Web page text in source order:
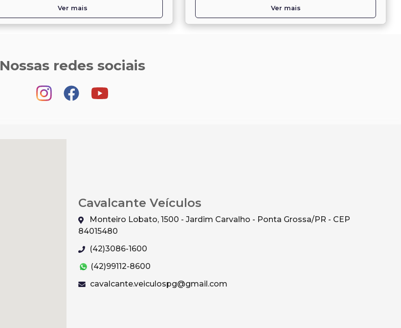
Ver mais Ver mais
Nossas redes sociais
Cavalcante Veículos
Monteiro Lobato, 1500 - Jardim Carvalho - Ponta Grossa/PR - CEP
84015480
(42)3086-1600
(42)99112-8600
cavalcante.veiculospg@gmail.com